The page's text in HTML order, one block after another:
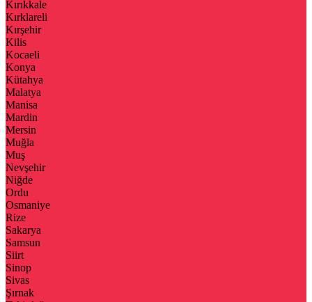
Kırıkkale
Kırklareli
Kırşehir
Kilis
Kocaeli
Konya
Kütahya
Malatya
Manisa
Mardin
Mersin
Muğla
Muş
Nevşehir
Niğde
Ordu
Osmaniye
Rize
Sakarya
Samsun
Siirt
Sinop
Sivas
Şırnak